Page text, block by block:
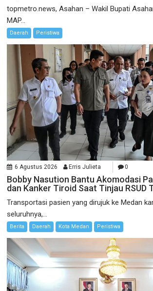
topmetro.news, Asahan – Wakil Bupati
MAP...
Daerah Peristiwa
6 Agustus 2026 Erris Julieta 0
Bobby Nasution Bantu Akomodasi
dan Kanker Tiroid Saat Tinjau RSUD
Transportasi pasien yang dirujuk ke Medan
seluruhnya,...
Berita Daerah Kota Medan Peristiwa